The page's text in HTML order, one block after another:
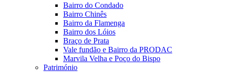
Bairro do Condado
Bairro Chinês
Bairro da Flamenga
Bairro dos Lóios
Braço de Prata
Vale fundão e Bairro da PRODAC
Marvila Velha e Poço do Bispo
Património